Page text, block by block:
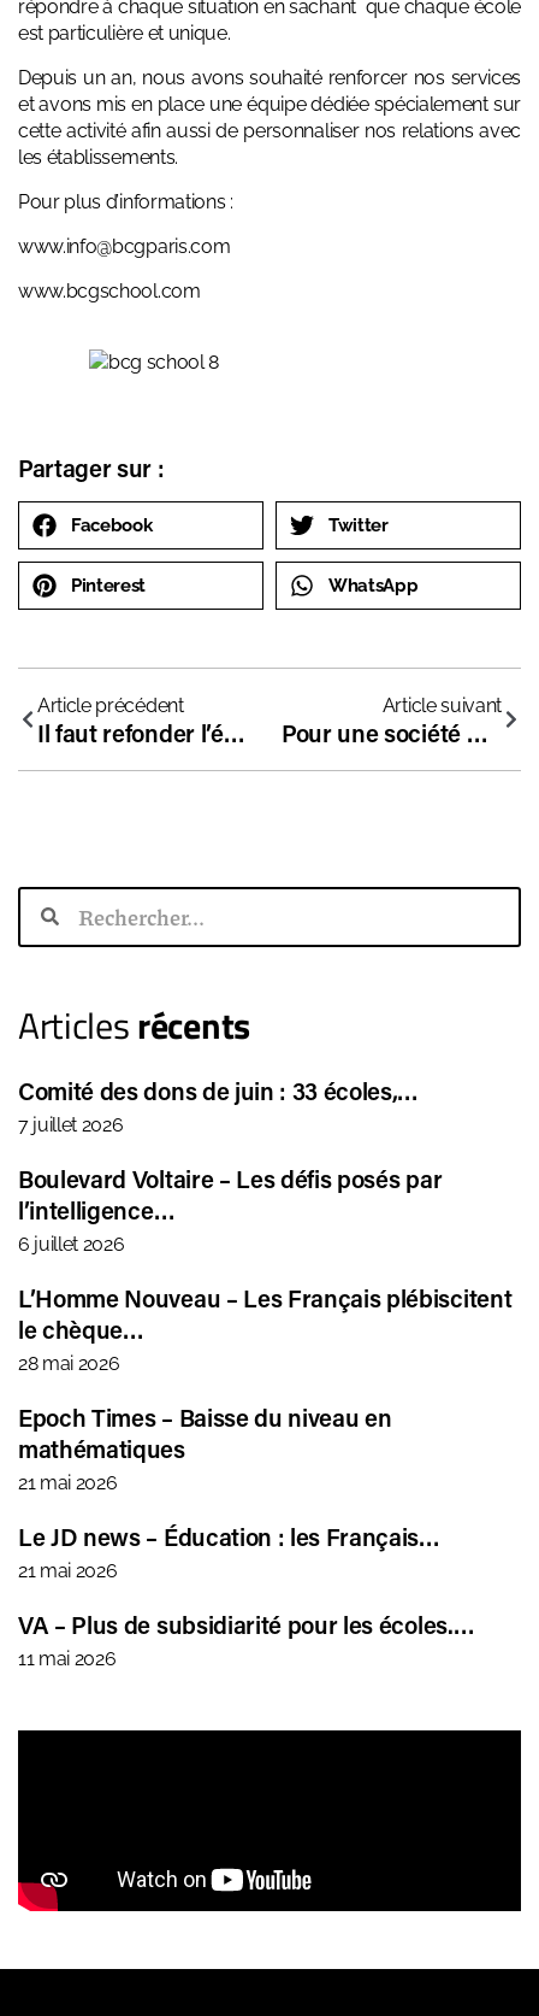
répondre à chaque situation en sachant que chaque école
est particulière et unique.
Depuis un an, nous avons souhaité renforcer nos services
et avons mis en place une équipe dédiée spécialement sur
cette activité afin aussi de personnaliser nos relations avec
les établissements.
Pour plus d’informations :
www.info@bcgparis.com
www.bcgschool.com
Partager sur :
Facebook Twitter
Pinterest WhatsApp
Article précédent
Il faut refonder l’école avec les enfants
Article suivant
Pour une société plus humaine : un ouvrage collectif avec Anne Coffinier
Articlesrécents
Comité des dons de juin : 33 écoles,…
7 juillet 2026
Boulevard Voltaire – Les défis posés par
l’intelligence…
6 juillet 2026
L’Homme Nouveau – Les Français plébiscitent
le chèque…
28 mai 2026
Epoch Times – Baisse du niveau en
mathématiques
21 mai 2026
Le JD news – Éducation : les Français…
21 mai 2026
VA – Plus de subsidiarité pour les écoles.…
11 mai 2026